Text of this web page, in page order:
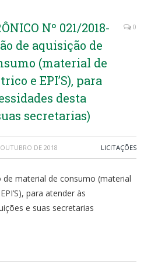
Nº 021/2018-
de aquisição de
(material de
e EPI’S), para
desta
secretarias)
0
DE 2018 LICITAÇÕES
material de consumo (material
para atender às
e suas secretarias